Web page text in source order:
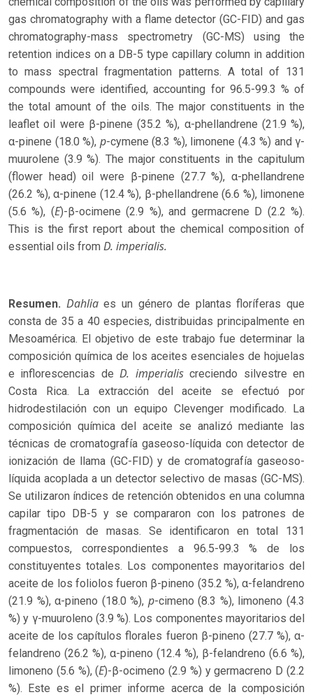
gas chromatography with a flame detector (GC-FID) and gas
chromatography-mass spectrometry (GC-MS) using the
retention indices on a DB-5 type capillary column in addition
to mass spectral fragmentation patterns. A total of 131
compounds were identified, accounting for 96.5-99.3 % of
the total amount of the oils. The major constituents in the
leaflet oil were β-pinene (35.2 %), α-phellandrene (21.9 %),
α-pinene (18.0 %), p-cymene (8.3 %), limonene (4.3 %) and γ-
muurolene (3.9 %). The major constituents in the capitulum
(flower head) oil were β-pinene (27.7 %), α-phellandrene
(26.2 %), α-pinene (12.4 %), β-phellandrene (6.6 %), limonene
(5.6 %), (E)-β-ocimene (2.9 %), and germacrene D (2.2 %).
This is the first report about the chemical composition of
essential oils from D. imperialis.
Resumen. Dahliaes un género de plantas floríferas que
consta de 35 a 40 especies, distribuidas principalmente en
Mesoamérica. El objetivo de este trabajo fue determinar la
composición química de los aceites esenciales de hojuelas
e inflorescencias deD. imperialiscreciendo silvestre en
Costa Rica. La extracción del aceite se efectuó por
hidrodestilación con un equipo Clevenger modificado. La
composición química del aceite se analizó mediante las
técnicas de cromatografía gaseoso-líquida con detector de
ionización de llama (GC-FID) y de cromatografía gaseoso-
líquida acoplada a un detector selectivo de masas (GC-MS).
Se utilizaron índices de retención obtenidos en una columna
capilar tipo DB-5 y se compararon con los patrones de
fragmentación de masas. Se identificaron en total 131
compuestos, correspondientes a 96.5-99.3 % de los
constituyentes totales. Los componentes mayoritarios del
aceite de los foliolos fueron β-pineno (35.2 %), α-felandreno
(21.9 %), α-pineno (18.0 %), p-cimeno (8.3 %), limoneno (4.3
%) y γ-muuroleno (3.9 %). Los componentes mayoritarios del
aceite de los capítulos florales fueron β-pineno (27.7 %), α-
felandreno (26.2 %), α-pineno (12.4 %), β-felandreno (6.6 %),
limoneno (5.6 %), (E)-β-ocimeno (2.9 %) y germacreno D (2.2
%). Este es el primer informe acerca de la composición